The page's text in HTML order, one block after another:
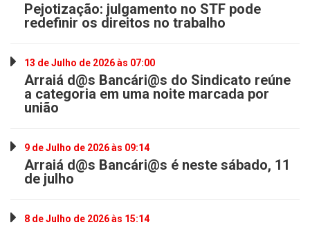
Pejotização: julgamento no STF pode
redefinir os direitos no trabalho
13 de Julho de 2026 às 07:00
Arraiá d@s Bancári@s do Sindicato reúne
a categoria em uma noite marcada por
união
9 de Julho de 2026 às 09:14
Arraiá d@s Bancári@s é neste sábado, 11
de julho
8 de Julho de 2026 às 15:14